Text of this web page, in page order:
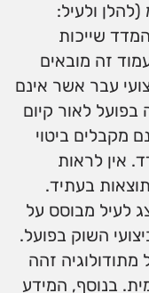
ולעיל:
שייכות
זה מובאים
עבר אשר אינם
לאור קיום
מקבלים ביטוי
אין לראות
בעתיד.
לעיל מבוסס על
השוק בפועל.
מתודולוגיה זהה
בנוסף, המידע